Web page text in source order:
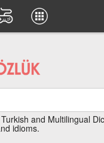
and Multilingual
idioms.